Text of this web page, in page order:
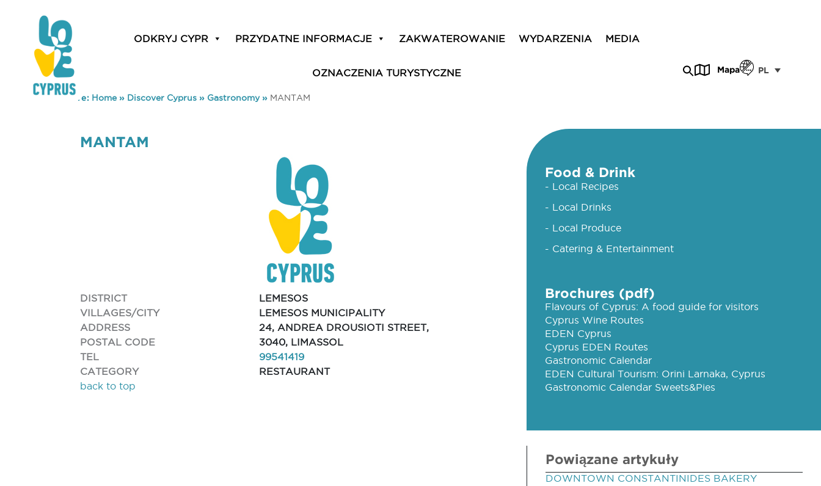
ODKRYJ CYPR PRZYDATNE INFORMACJE ZAKWATEROWANIE WYDARZENIA MEDIA
OZNACZENIA TURYSTYCZNE Mapa PL
You are here: Home» Discover Cyprus » Gastronomy» MANTAM
MANTAM
DISTRICT
LEMESOS
VILLAGES/CITY
LEMESOS MUNICIPALITY
ADDRESS
24, ANDREA DROUSIOTI STREET,
POSTAL CODE
3040, LIMASSOL
TEL
99541419
CATEGORY
RESTAURANT
back to top
Food & Drink
- Local Recipes
- Local Drinks
- Local Produce
- Catering & Entertainment
Brochures (pdf)
Flavours of Cyprus: A food guide for visitors
Cyprus Wine Routes
EDEN Cyprus
Cyprus EDEN Routes
Gastronomic Calendar
EDEN Cultural Tourism: Orini Larnaka, Cyprus
Gastronomic Calendar Sweets&Pies
Powiązane artykuły
DOWNTOWN CONSTANTINIDES BAKERY